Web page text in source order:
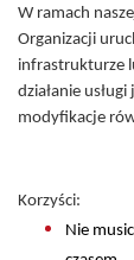
W ramach
Organizacji
infrastrukturze
działanie
modyfikacje
Korzyści:
Nie